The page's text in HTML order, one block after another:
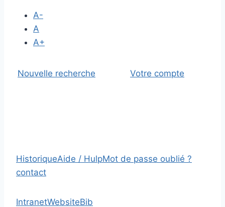
A-
A
A+
Nouvelle recherche Votre compte
HistoriqueAide / HulpMot de passe oublié ?
contact
IntranetWebsiteBib